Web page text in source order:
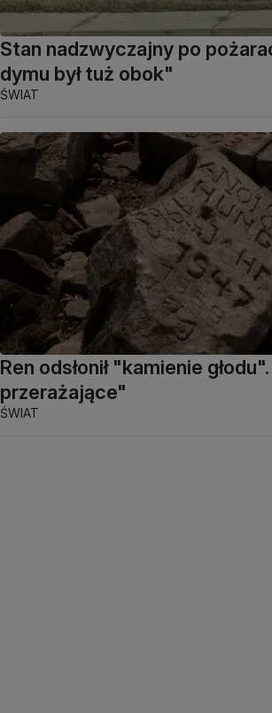
Stan nadzwyczajny po
dymu był tuż obok"
ŚWIAT
Ren odsłonił "kamienie
przerażające"
ŚWIAT